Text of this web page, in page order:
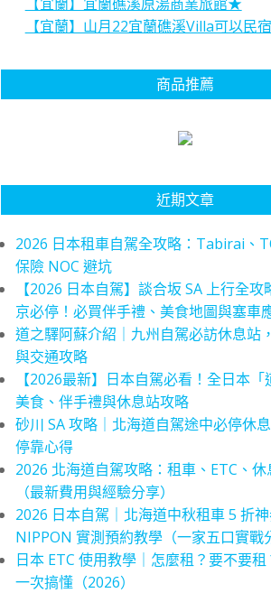
【宜蘭】山月22宜蘭礁溪Villa可以民
商品推薦
近期文章
2026 日本租車自駕全攻略：Tabirai、
保險 NOC 避坑
【2026 日本自駕】談合坂 SA 上行全
京必停！必買伴手禮、美食地圖與塞車
道之驛阿蘇介紹｜九州自駕必訪休息站
與交通攻略
【2026最新】日本自駕必看！全日本「
美食、伴手禮與休息站攻略
砂川 SA 攻略｜北海道自駕途中必停休
停靠心得
2026 北海道自駕攻略：租車、ETC、
（最新費用與經驗分享）
2026 日本自駕｜北海道中秋租車 5 折
NIPPON 實測預約教學（一家五口實戰
日本 ETC 使用教學｜怎麼租？要不要
一次搞懂（2026）